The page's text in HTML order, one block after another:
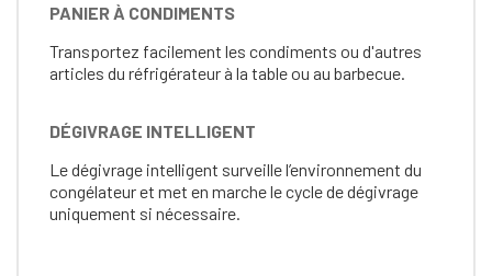
PANIER À CONDIMENTS
Transportez facilement les condiments ou d'autres
articles du réfrigérateur à la table ou au barbecue.
DÉGIVRAGE INTELLIGENT
Le dégivrage intelligent surveille l’environnement du
congélateur et met en marche le cycle de dégivrage
uniquement si nécessaire.